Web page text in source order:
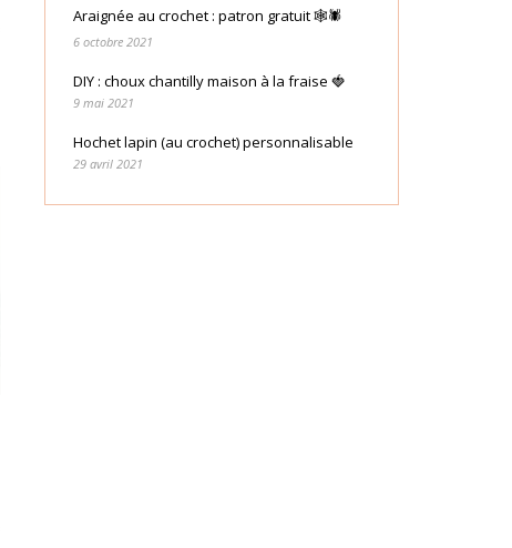
Araignée au crochet : patron gratuit 🕸🕷
6 octobre 2021
DIY : choux chantilly maison à la fraise 🍓
9 mai 2021
Hochet lapin (au crochet) personnalisable
29 avril 2021